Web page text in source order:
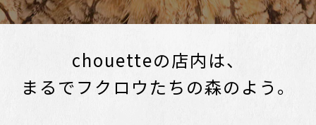
chouetteの店内は、
まるでフクロウたちの森のよう。